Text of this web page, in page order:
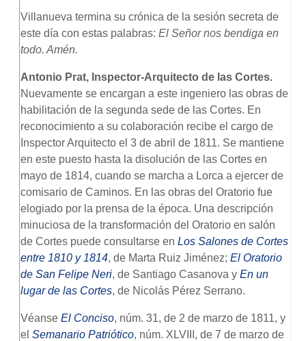
Villanueva termina su crónica de la sesión secreta de
este día con estas palabras:El Señor nos bendiga en
todo. Amén.
Antonio Prat, Inspector-Arquitecto de las Cortes.
Nuevamente se encargan a este ingeniero las obras de
habilitación de la segunda sede de las Cortes. En
reconocimiento a su colaboración recibe el cargo de
Inspector Arquitecto el 3 de abril de 1811. Se mantiene
en este puesto hasta la disolución de las Cortes en
mayo de 1814, cuando se marcha a Lorca a ejercer de
comisario de Caminos. En las obras del Oratorio fue
elogiado por la prensa de la época. Una descripción
minuciosa de la transformación del Oratorio en salón
de Cortes puede consultarse enLos Salones de Cortes
entre 1810 y 1814, de Marta Ruiz Jiménez;El Oratorio
de San Felipe Neri, de Santiago Casanova yEn un
lugar de las Cortes, de Nicolás Pérez Serrano.
VéanseEl Conciso, núm. 31, de 2 de marzo de 1811, y
elSemanario Patriótico, núm. XLVIII, de 7 de marzo de